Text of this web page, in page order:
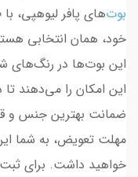
بوت‌های پافر لیوهپی،
خود، همان انتخابی
این بوت‌ها در رنگ‌های
این امکان را می‌دهند
مهلت تعویض، به شما
خواهید داشت. برای